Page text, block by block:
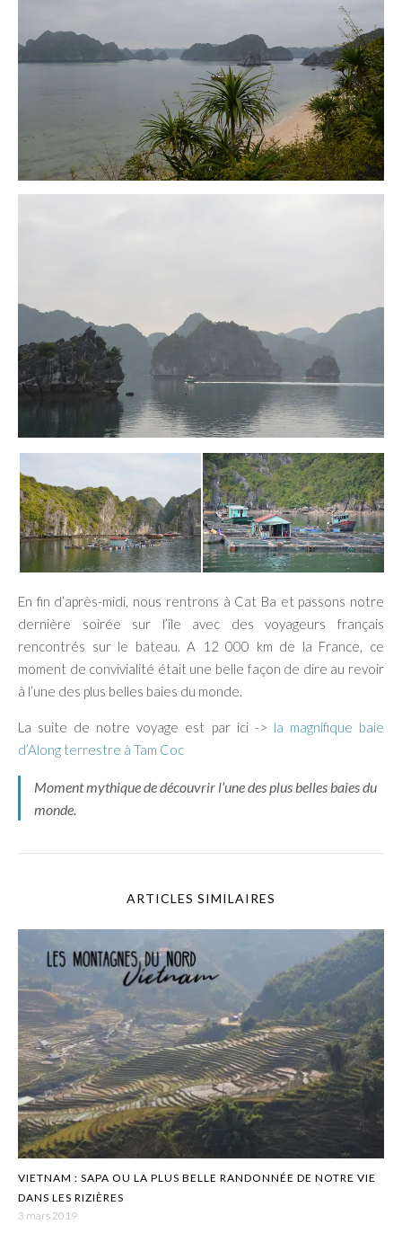
En fin d’après-midi, nous rentrons à Cat Ba et passons notre
dernière soirée sur l’île avec des voyageurs français
rencontrés sur le bateau. A 12 000 km de la France, ce
moment de convivialité était une belle façon de dire au revoir
à l’une des plus belles baies du monde.
La suite de notre voyage est par ici -> la magnifique baie
d’Along terrestre à Tam Coc
Moment mythique de découvrir l’une des plus belles baies du
monde.
ARTICLES SIMILAIRES
VIETNAM : SAPA OU LA PLUS BELLE RANDONNÉE DE NOTRE VIE
DANS LES RIZIÈRES
3 mars 2019